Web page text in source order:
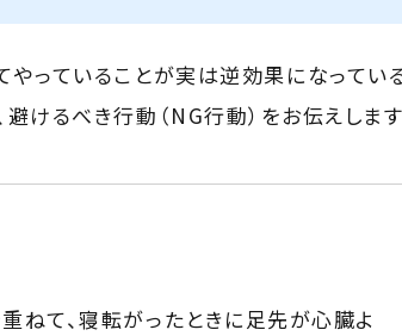
やっていることが実は逆効果になってい
けるべき行動（NG行動）をお伝えします
ねて、寝転がったときに足先が心臓よ